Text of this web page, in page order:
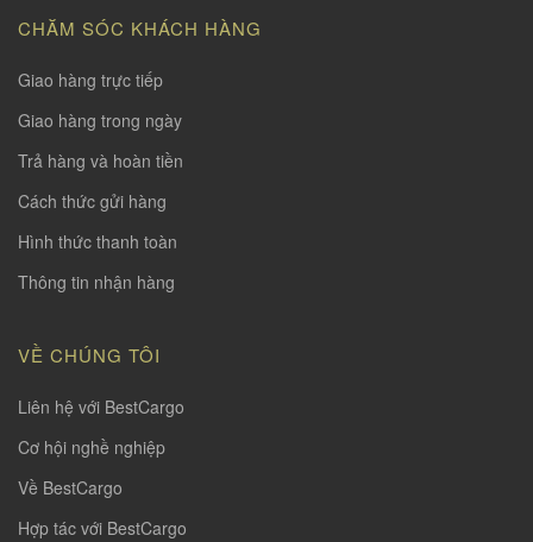
CHĂM SÓC KHÁCH HÀNG
Giao hàng trực tiếp
Giao hàng trong ngày
Trả hàng và hoàn tiền
Cách thức gửi hàng
Hình thức thanh toàn
Thông tin nhận hàng
VỀ CHÚNG TÔI
Liên hệ với BestCargo
Cơ hội nghề nghiệp
Về BestCargo
Hợp tác với BestCargo